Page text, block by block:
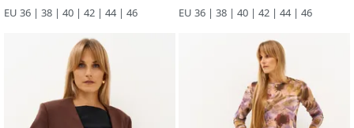
EU 36 | 38 | 40 | 42 | 44 | 46 EU 36 | 38 | 40 | 42 | 44 | 46